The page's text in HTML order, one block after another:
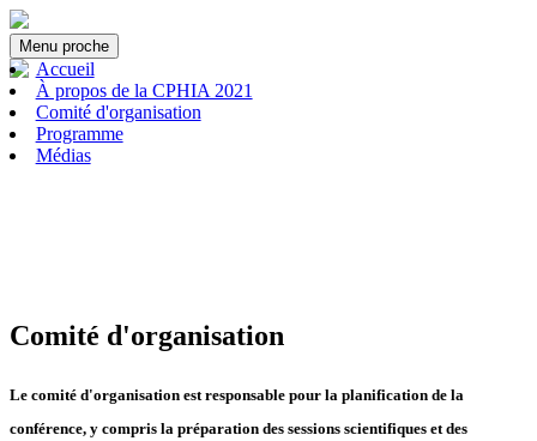
Menu proche
Accueil
À propos de la CPHIA 2021
Comité d'organisation
Programme
Médias
Comité d'organisation
Le comité d'organisation est responsable pour la planification de la
conférence, y compris la préparation des sessions scientifiques et des